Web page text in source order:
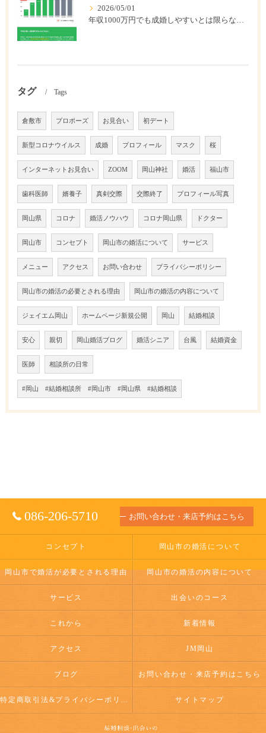
2026/05/01
年収1000万円でも成婚しやすいとは限らない? 「年収帯別の成婚率」のリアル
タグ Tags
倉敷市 プロポーズ お見合い 初デート
新型コロナウイルス 成婚 プロフィール マスク 桜
インターネットお見合い ZOOM 岡山神社 婚活 福山市
歯科医師 婿養子 真剣交際 交際終了 プロフィール写真
岡山県 コロナ 婚活ノウハウ コロナ岡山県 ドクター
岡山市 コンセプト 岡山市の婚活について サービス
メニュー アクセス お問い合わせ プライバシーポリシー
岡山市の婚活の必要とされる理由 岡山市の婚活の内容について
ジェイエム岡山 ホームページ新規公開 岡山 結婚相談
安心 親切 岡山婚活ブログ 婚活シニア 台風 結婚資金
医師 相談所の日常
#岡山 #結婚相談所 #岡山市 #岡山県 #結婚相談
086-206-5710 お問い合わせ・来店予約はこちら
コンセプト 岡山市の婚活について
岡山市で婚活が必要とされる理由 岡山市の婚活の内容について
サービス 出会いのコース
これから 新着情報
アクセス JM岡山
ブログ お問い合わせ・来店予約はこちら
特定商取引法&プライバシーポリシー サイトマップ